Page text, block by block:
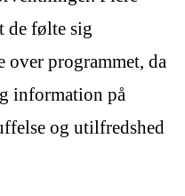
de følte sig
programmet, da
information på
og utilfredshed